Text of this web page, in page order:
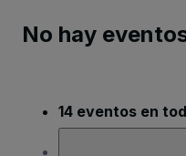
No hay
14 eventos en